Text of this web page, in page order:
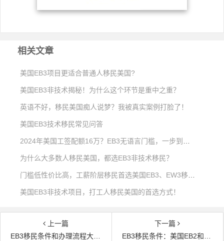
相关文章
美国EB3项目更适合普通人移民美国?
美国EB3非技术揭秘！为什么这个环节是重中之重？
英语不好，移民美国痴人说梦？我被真实案例打脸了！
美国EB3技术移民常见问答
为什么大多数人移民美国，都选EB3非技术移民？
美国EB3非技术项目，打工人移民美国的首选方式！
上一篇
EB3移民条件和办理流程大揭秘-你的条件适合EB3移民吗？
下一篇
EB3移民条件：美国EB2和EB3的区别，看完少损失几十万！